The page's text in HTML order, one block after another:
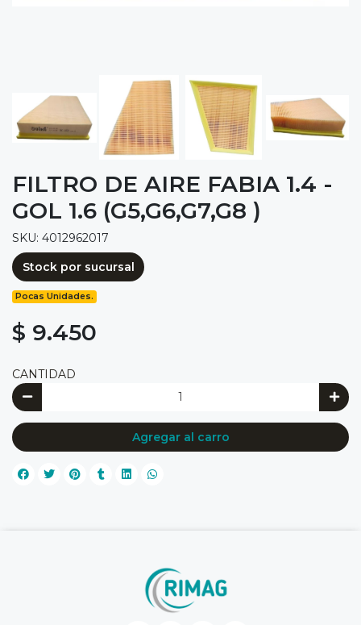
FILTRO DE AIRE FABIA 1.4 -
GOL 1.6 (G5,G6,G7,G8 )
SKU: 4012962017
Stock por sucursal
Pocas Unidades.
$ 9.450
CANTIDAD
Agregar al carro